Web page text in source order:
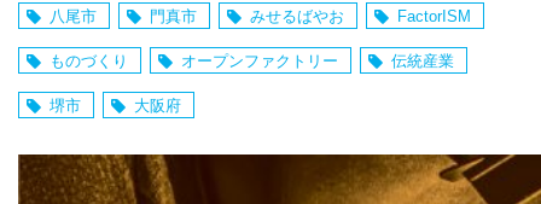
八尾市 門真市 みせるばやお FactorISM
ものづくり オープンファクトリー 伝統産業
堺市 大阪府